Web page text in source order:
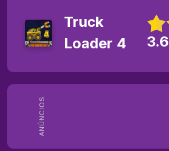
ANÚNCIOS
Truck
Loader 4
3.6